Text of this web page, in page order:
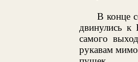
В конце
двинулись к
самого
рукавам мимо